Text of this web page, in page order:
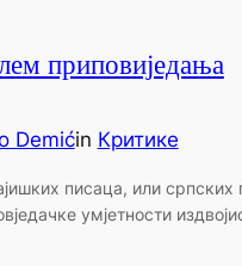
приповиједања
Demićin Критике
писаца, или српских
умјетности